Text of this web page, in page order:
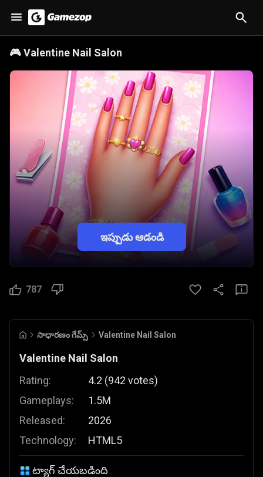
🎮Valentine Nail Salon
ఇప్పుడు ఆడండి
787
సాధారణం గేమ్స్ Valentine Nail Salon
Valentine Nail Salon
Rating:
Gameplays:
Released:
Technology:
4.2 (942 votes)
1.5M
2026
HTML5
ట్యాగ్ చేయబడింది